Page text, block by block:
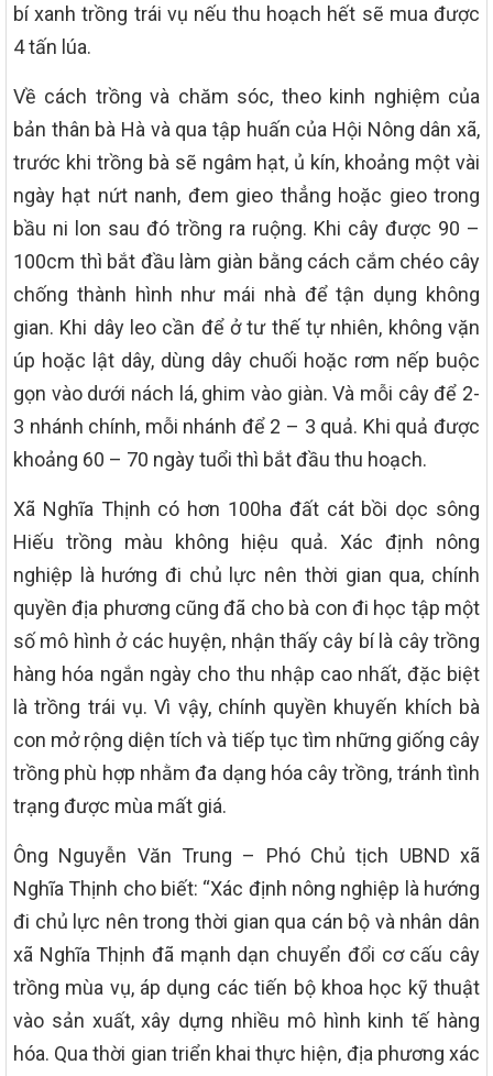
bí xanh trồng trái vụ nếu thu hoạch hết sẽ mua được
4 tấn lúa.
Về cách trồng và chăm sóc, theo kinh nghiệm của
bản thân bà Hà và qua tập huấn của Hội Nông dân xã,
trước khi trồng bà sẽ ngâm hạt, ủ kín, khoảng một vài
ngày hạt nứt nanh, đem gieo thẳng hoặc gieo trong
bầu ni lon sau đó trồng ra ruộng. Khi cây được 90 –
100cm thì bắt đầu làm giàn bằng cách cắm chéo cây
chống thành hình như mái nhà để tận dụng không
gian. Khi dây leo cần để ở tư thế tự nhiên, không vặn
úp hoặc lật dây, dùng dây chuối hoặc rơm nếp buộc
gọn vào dưới nách lá, ghim vào giàn. Và mỗi cây để 2-
3 nhánh chính, mỗi nhánh để 2 – 3 quả. Khi quả được
khoảng 60 – 70 ngày tuổi thì bắt đầu thu hoạch.
Xã Nghĩa Thịnh có hơn 100ha đất cát bồi dọc sông
Hiếu trồng màu không hiệu quả. Xác định nông
nghiệp là hướng đi chủ lực nên thời gian qua, chính
quyền địa phương cũng đã cho bà con đi học tập một
số mô hình ở các huyện, nhận thấy cây bí là cây trồng
hàng hóa ngắn ngày cho thu nhập cao nhất, đặc biệt
là trồng trái vụ. Vì vậy, chính quyền khuyến khích bà
con mở rộng diện tích và tiếp tục tìm những giống cây
trồng phù hợp nhằm đa dạng hóa cây trồng, tránh tình
trạng được mùa mất giá.
Ông Nguyễn Văn Trung – Phó Chủ tịch UBND xã
Nghĩa Thịnh cho biết: “Xác định nông nghiệp là hướng
đi chủ lực nên trong thời gian qua cán bộ và nhân dân
xã Nghĩa Thịnh đã mạnh dạn chuyển đổi cơ cấu cây
trồng mùa vụ, áp dụng các tiến bộ khoa học kỹ thuật
vào sản xuất, xây dựng nhiều mô hình kinh tế hàng
hóa. Qua thời gian triển khai thực hiện, địa phương xác